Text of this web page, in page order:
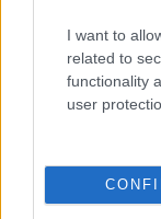
I want to
related to
functionality
user